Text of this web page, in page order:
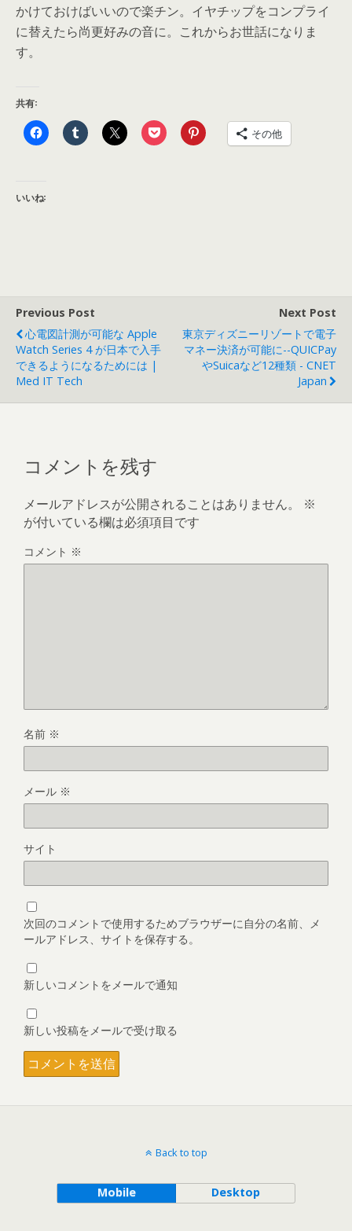
かけておけばいいので楽チン。イヤチップをコンプライ
に替えたら尚更好みの音に。これからお世話になりま
す。
共有:
その他
いいね:
Previous Post
心電図計測が可能な Apple
Watch Series 4 が日本で入手
できるようになるためには |
Med IT Tech
Next Post
東京ディズニーリゾートで電子
マネー決済が可能に--QUICPay
やSuicaなど12種類 - CNET
Japan
コメントを残す
メールアドレスが公開されることはありません。
※
が付いている欄は必須項目です
コメント ※
名前 ※
メール ※
サイト
次回のコメントで使用するためブラウザーに自分の名前、メ
ールアドレス、サイトを保存する。
新しいコメントをメールで通知
新しい投稿をメールで受け取る
Back to top
Mobile Desktop